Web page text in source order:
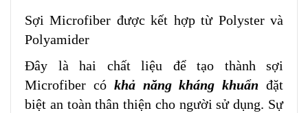
Sợi Microfiber được kết hợp từ Polyster và
Polyamider
Đây là hai chất liệu để tạo thành sợi
Microfiber có khả năng kháng khuẩn đặt
biệt an toàn thân thiện cho người sử dụng. Sự